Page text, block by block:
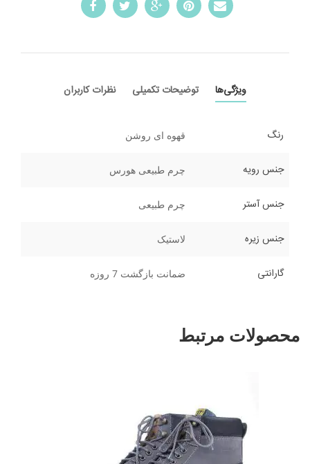
ویژگی‌ها توضیحات تکمیلی نظرات کاربران
رنگ قهوه ای روشن
جنس رویه چرم طبیعی هورس
جنس آستر چرم طبیعی
جنس زیره لاستیک
گارانتی ضمانت بازگشت 7 روزه
محصولات مرتبط